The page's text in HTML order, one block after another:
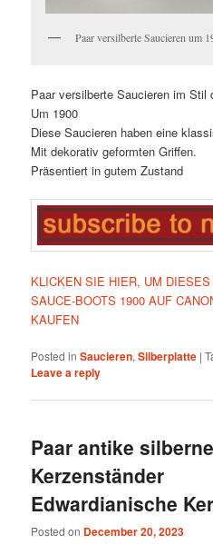
Paar versilberte Saucieren um
Paar versilberte Saucieren im Stil
Um 1900
Diese Saucieren haben eine
Mit dekorativ geformten Griffen.
Präsentiert in gutem Zustand
KLICKEN SIE HIER, UM
SAUCE-BOOTS 1900 AUF
KAUFEN
Posted in Saucieren,Silberplatte |
Leave a reply
Paar antike silberne
Kerzenständer
Edwardianische
Posted on December 20, 2023